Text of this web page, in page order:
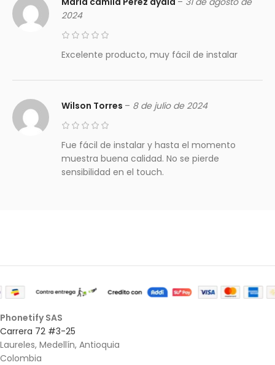
2024
Excelente producto, muy fácil de instalar
Wilson Torres – 8 de julio de 2024
Fue fácil de instalar y hasta el momento
muestra buena calidad. No se pierde
sensibilidad en el touch.
Phonetify SAS
Carrera 72 #3-25
Laureles, Medellín, Antioquia
Colombia